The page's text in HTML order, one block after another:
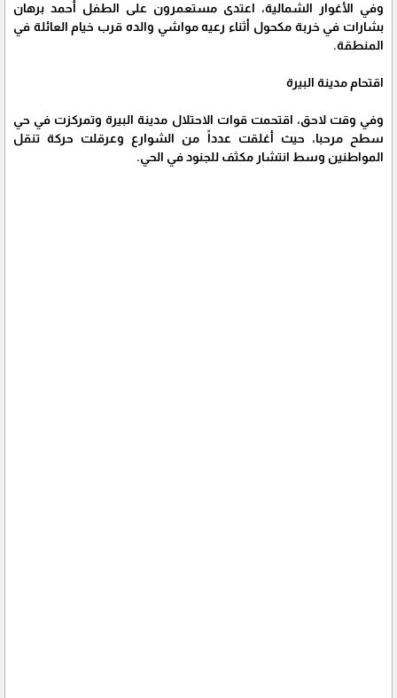
وفي الأغوار الشمالية، اعتدى مستعمرون على الطفل أحمد برهان
بشارات في خربة مكحول أثناء رعيه مواشي والده قرب خيام العائلة في
المنطقة.
اقتحام مدينة البيرة
وفي وقت لاحق، اقتحمت قوات الاحتلال مدينة البيرة وتمركزت في حي
سطح مرحبا، حيث أغلقت عدداً من الشوارع وعرقلت حركة تنقل
المواطنين وسط انتشار مكثف للجنود في الحي.